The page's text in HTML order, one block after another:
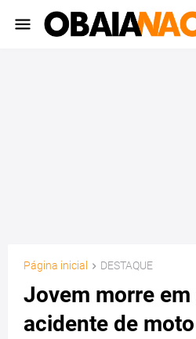
Página inicial DESTAQUE
Jovem morre em
acidente de